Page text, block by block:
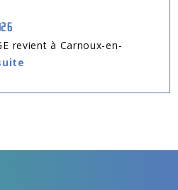
revient à Carnoux-en-